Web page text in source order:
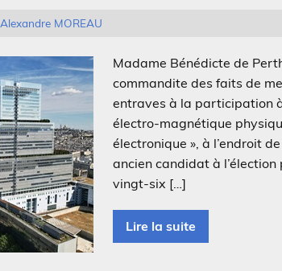
Alexandre MOREAU
Madame Bénédicte de
commandite des faits de
entraves à la participation
électro-magnétique
électronique », à l’endroit
ancien candidat à l’élection
vingt-six […]
Lire la suite